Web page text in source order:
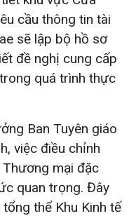
cầu thông tin tài
sẽ lập bộ hồ sơ
đề nghị cung cấp
quá trình thực
Ban Tuyên giáo
việc điều chỉnh
Thương mại đặc
quan trọng. Đây
thể Khu Kinh tế